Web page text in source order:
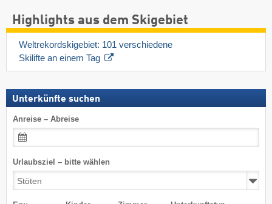
Highlights aus dem Skigebiet
Weltrekordskigebiet: 101 verschiedene
Skilifte an einem Tag
Unterkünfte suchen
Anreise – Abreise
Urlaubsziel – bitte wählen